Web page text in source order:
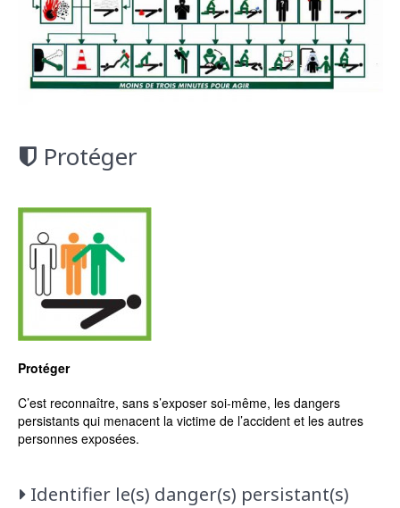
Protéger
Protéger
C’est reconnaître, sans s’exposer soi-même, les dangers
persistants qui menacent la victime de l’accident et les autres
personnes exposées.
Identifier le(s) danger(s) persistant(s)